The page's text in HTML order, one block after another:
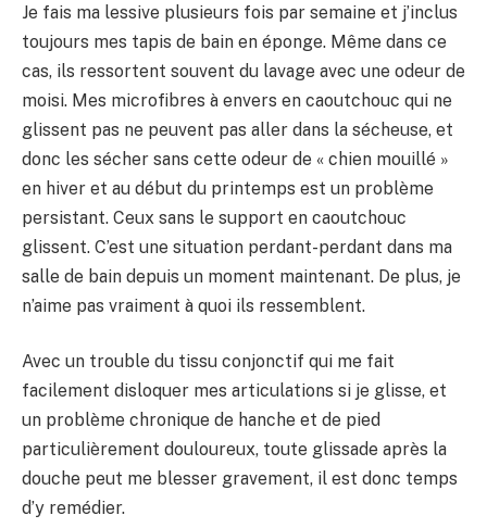
Je fais ma lessive plusieurs fois par semaine et j’inclus
toujours mes tapis de bain en éponge. Même dans ce
cas, ils ressortent souvent du lavage avec une odeur de
moisi. Mes microfibres à envers en caoutchouc qui ne
glissent pas ne peuvent pas aller dans la sécheuse, et
donc les sécher sans cette odeur de « chien mouillé »
en hiver et au début du printemps est un problème
persistant. Ceux sans le support en caoutchouc
glissent. C’est une situation perdant-perdant dans ma
salle de bain depuis un moment maintenant. De plus, je
n’aime pas vraiment à quoi ils ressemblent.
Avec un trouble du tissu conjonctif qui me fait
facilement disloquer mes articulations si je glisse, et
un problème chronique de hanche et de pied
particulièrement douloureux, toute glissade après la
douche peut me blesser gravement, il est donc temps
d’y remédier.